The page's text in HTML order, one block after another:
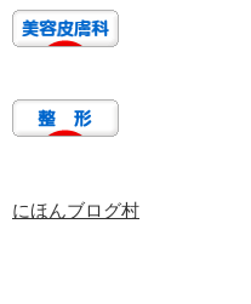
にほんブログ村